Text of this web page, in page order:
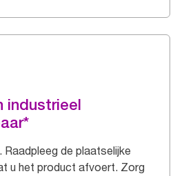
industrieel
Raadpleeg de plaatselijke
u het product afvoert. Zorg